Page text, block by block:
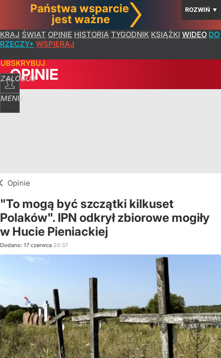
ROZWIŃ ▼
KRAJ ŚWIAT OPINIE HISTORIA TYGODNIK KSIĄŻKI WIDEO DO
RZECZY+ WSPIERAJ
ZALOGUJ
MENU
OPINIE
Opinie
"To mogą być szczątki kilkuset
Polaków". IPN odkrył zbiorowe mogiły
w Hucie Pieniackiej
Dodano: 17 czerwca 20:37